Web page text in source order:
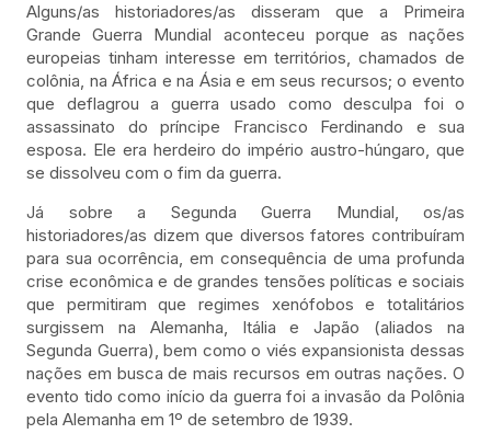
Alguns/as historiadores/as disseram que a Primeira
Grande Guerra Mundial aconteceu porque as nações
europeias tinham interesse em territórios, chamados de
colônia, na África e na Ásia e em seus recursos; o evento
que deflagrou a guerra usado como desculpa foi o
assassinato do príncipe Francisco Ferdinando e sua
esposa. Ele era herdeiro do império austro-húngaro, que
se dissolveu com o fim da guerra.
Já sobre a Segunda Guerra Mundial, os/as
historiadores/as dizem que diversos fatores contribuíram
para sua ocorrência, em consequência de uma profunda
crise econômica e de grandes tensões políticas e sociais
que permitiram que regimes xenófobos e totalitários
surgissem na Alemanha, Itália e Japão (aliados na
Segunda Guerra), bem como o viés expansionista dessas
nações em busca de mais recursos em outras nações. O
evento tido como início da guerra foi a invasão da Polônia
pela Alemanha em 1º de setembro de 1939.